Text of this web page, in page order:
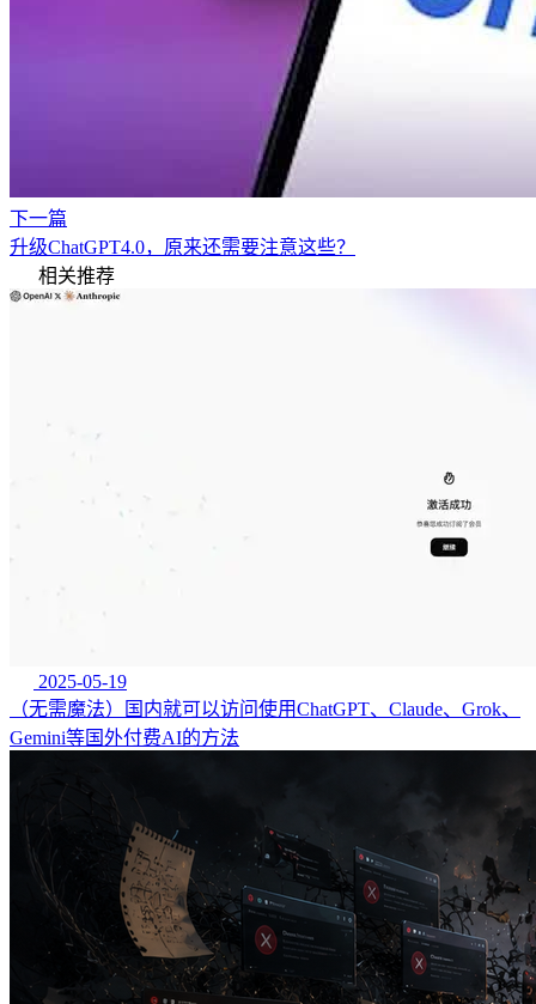
下一篇
升级ChatGPT4.0，原来还需要注意这些？
相关推荐
2025-05-19
（无需魔法）国内就可以访问使用ChatGPT、Claude、Grok、
Gemini等国外付费AI的方法